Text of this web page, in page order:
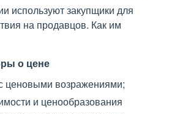
используют закупщики для
на продавцов. Как им
о цене
ценовыми возражениями;
и ценообразования